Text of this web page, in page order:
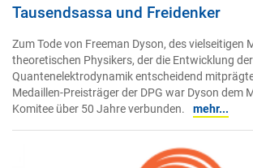
Tausendsassa und Freidenker
Zum Tode von Freeman Dyson, des vielseitigen
theoretischen Physikers, der die Entwicklung der
Quantenelektrodynamik entscheidend
Medaillen-Preisträger der DPG war Dyson dem
Komitee über 50 Jahre verbunden.
mehr...